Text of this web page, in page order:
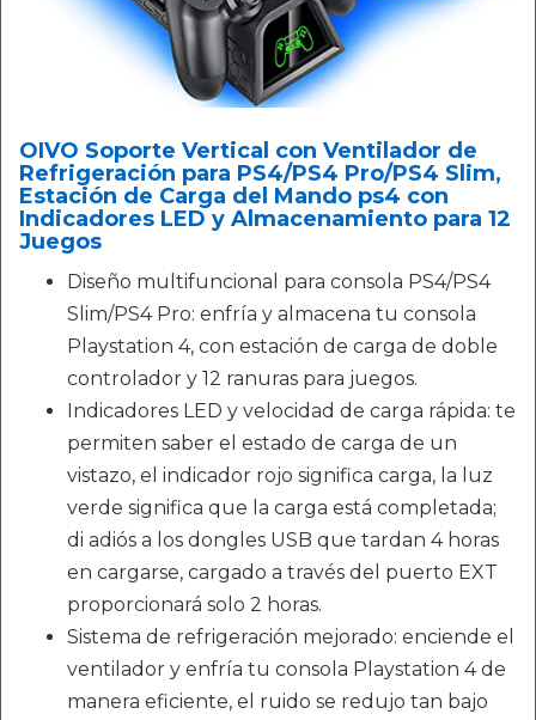
OIVO Soporte Vertical con Ventilador de
Refrigeración para PS4/PS4 Pro/PS4 Slim,
Estación de Carga del Mando ps4 con
Indicadores LED y Almacenamiento para 12
Juegos
Diseño multifuncional para consola PS4/PS4
Slim/PS4 Pro: enfría y almacena tu consola
Playstation 4, con estación de carga de doble
controlador y 12 ranuras para juegos.
Indicadores LED y velocidad de carga rápida: te
permiten saber el estado de carga de un
vistazo, el indicador rojo significa carga, la luz
verde significa que la carga está completada;
di adiós a los dongles USB que tardan 4 horas
en cargarse, cargado a través del puerto EXT
proporcionará solo 2 horas.
Sistema de refrigeración mejorado: enciende el
ventilador y enfría tu consola Playstation 4 de
manera eficiente, el ruido se redujo tan bajo